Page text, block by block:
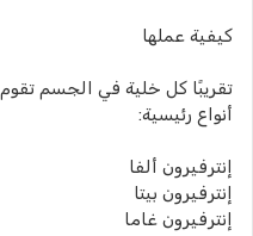
كيفية عملها
تقريبًا كل خلية في الجسم تقوم
أنواع رئيسية:
إنترفيرون ألفا
إنترفيرون بيتا
إنترفيرون غاما